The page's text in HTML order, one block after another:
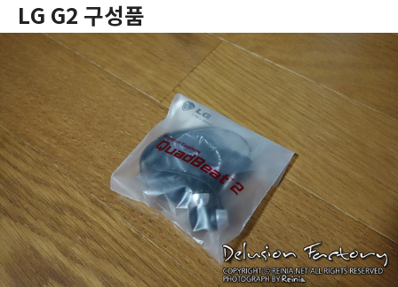
LG G2 구성품